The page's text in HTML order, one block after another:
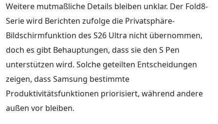
Weitere mutmaßliche Details bleiben unklar. Der Fold8-
Serie wird Berichten zufolge die Privatsphäre-
Bildschirmfunktion des S26 Ultra nicht übernommen,
doch es gibt Behauptungen, dass sie den S Pen
unterstützen wird. Solche geteilten Entscheidungen
zeigen, dass Samsung bestimmte
Produktivitätsfunktionen priorisiert, während andere
außen vor bleiben.